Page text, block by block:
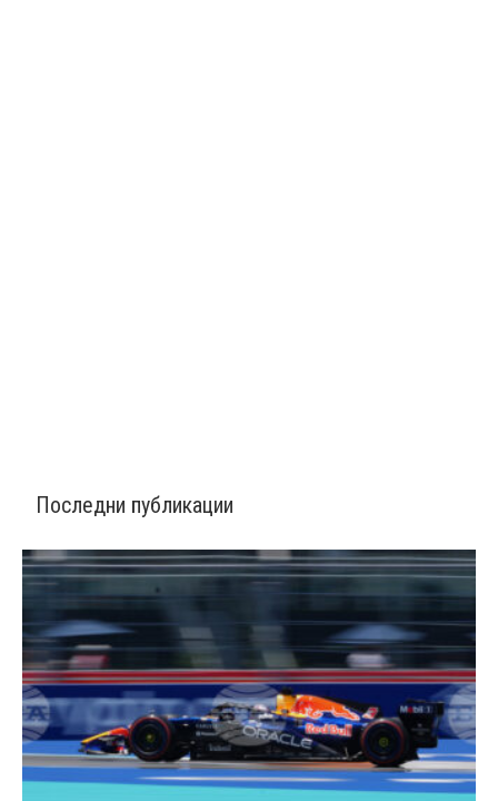
Последни публикации